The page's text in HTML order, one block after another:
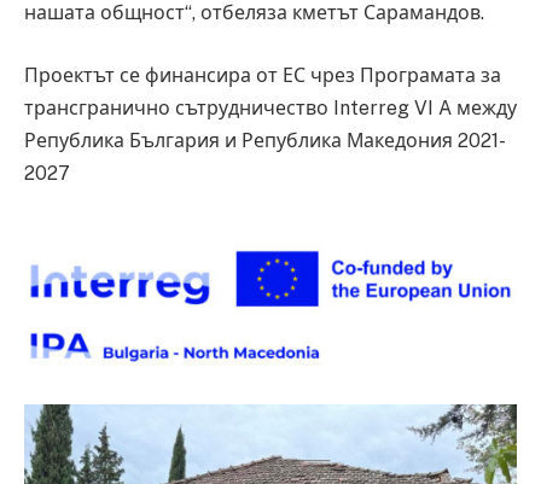
нашата общност“, отбеляза кметът Сарамандов.
Проектът се финансира от ЕС чрез Програмата за
трансгранично сътрудничество Interreg VI A между
Република България и Република Македония 2021-
2027